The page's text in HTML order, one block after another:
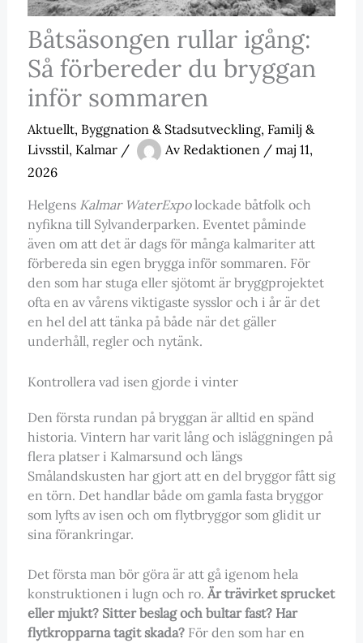
Båtsäsongen rullar igång:
Så förbereder du bryggan
inför sommaren
Aktuellt, Byggnation & Stadsutveckling, Familj &
Livsstil, Kalmar/ Av Redaktionen / maj 11,
2026
Helgens Kalmar WaterExpolockade båtfolk och
nyfikna till Sylvanderparken. Eventet påminde
även om att det är dags för många kalmariter att
förbereda sin egen brygga inför sommaren. För
den som har stuga eller sjötomt är bryggprojektet
ofta en av vårens viktigaste sysslor och i år är det
en hel del att tänka på både när det gäller
underhåll, regler och nytänk.
Kontrollera vad isen gjorde i vinter
Den första rundan på bryggan är alltid en spänd
historia. Vintern har varit lång och isläggningen på
flera platser i Kalmarsund och längs
Smålandskusten har gjort att en del bryggor fått sig
en törn. Det handlar både om gamla fasta bryggor
som lyfts av isen och om flytbryggor som glidit ur
sina förankringar.
Det första man bör göra är att gå igenom hela
konstruktionen i lugn och ro. Är trävirket sprucket
eller mjukt? Sitter beslag och bultar fast? Har
flytkropparna tagit skada?För den som har en